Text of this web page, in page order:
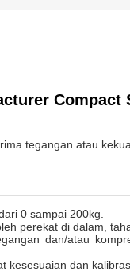
Compact
tegangan atau
0 sampai 200kg.
perekat di dalam,
dan/atau
kesesuaian dan